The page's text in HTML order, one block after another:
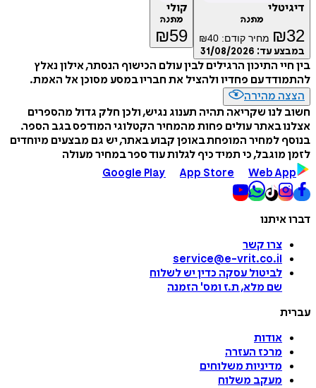
דיגיטלי
מתנה
₪32 מחיר קודם: ₪40
במבצע עד: 31/08/2026
קולי
מתנה
₪59
בין חיי התיכון הרגילים לבין עולם הכישוף הנסתר, אילון נאלץ
להתמודד עם פחדיו ולהציל את חבריו במסע מסוכן אל האמת.
הצצה מהירה
חשוב לנו שקריאה תהיה תענוג נגיש, ולכן חלק גדול מהספרים
אצלנו באתר עולים פחות מהמחיר הקטלוגי המודפס בגב הספר.
בנוסף למחיר המופחת באופן קבוע באתר, יש גם מבצעים מיוחדים
לזמן מוגבל, כי תמיד כיף לגלות עוד ספר במחיר מעולה
Google Play
App Store Web App
דברו איתנו
צרו קשר
service@e-vrit.co.il
לביטול עסקה כדין יש לשלוח
שם מלא, ת.ז ומס' הזמנה
עברית
אודות
מרכז העזרה
מדיניות משלוחים
מעקב משלוח